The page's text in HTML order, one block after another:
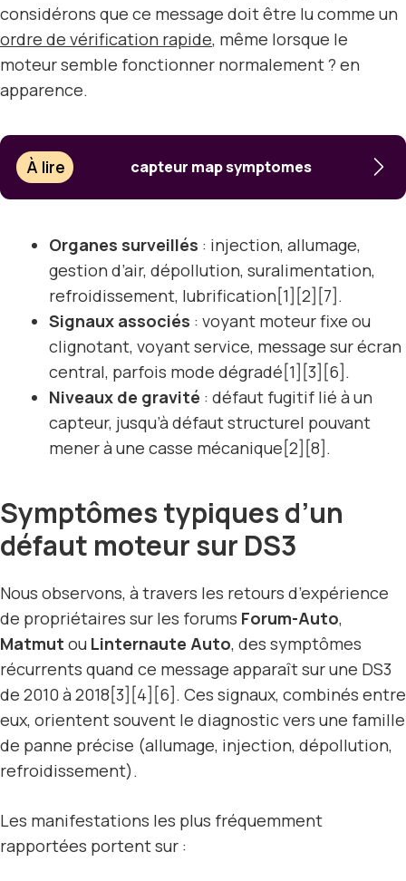
considérons que ce message doit être lu comme un
ordre de vérification rapide, même lorsque le
moteur semble fonctionner normalement ? en
apparence.
À lire capteur map symptomes
Organes surveillés : injection, allumage,
gestion d’air, dépollution, suralimentation,
refroidissement, lubrification[1][2][7].
Signaux associés : voyant moteur fixe ou
clignotant, voyant service, message sur écran
central, parfois mode dégradé[1][3][6].
Niveaux de gravité : défaut fugitif lié à un
capteur, jusqu’à défaut structurel pouvant
mener à une casse mécanique[2][8].
Symptômes typiques d’un
défaut moteur sur DS3
Nous observons, à travers les retours d’expérience
de propriétaires sur les forums Forum-Auto,
Matmut ou Linternaute Auto, des symptômes
récurrents quand ce message apparaît sur une DS3
de 2010 à 2018[3][4][6]. Ces signaux, combinés entre
eux, orientent souvent le diagnostic vers une famille
de panne précise (allumage, injection, dépollution,
refroidissement).
Les manifestations les plus fréquemment
rapportées portent sur :